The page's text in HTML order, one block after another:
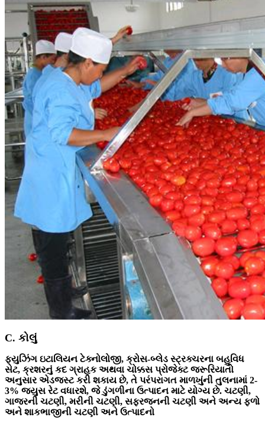
C. કોલું
ફ્યુઝિંગ ઇટાલિયન ટેક્નોલોજી, ક્રોસ-બ્લેડ સ્ટ્રક્ચરના બહુવિધ
સેટ, ક્રશરનું કદ ગ્રાહક અથવા ચોક્કસ પ્રોજેક્ટ જરૂરિયાતો
અનુસાર એડજસ્ટ કરી શકાય છે, તે પરંપરાગત માળખુંની તુલનામાં 2-
3% જ્યુસ રેટ વધારશે, જે ડુંગળીના ઉત્પાદન માટે યોગ્ય છે. ચટણી,
ગાજરની ચટણી, મરીની ચટણી, સફરજનની ચટણી અને અન્ય ફળો
અને શાકભાજીની ચટણી અને ઉત્પાદનો